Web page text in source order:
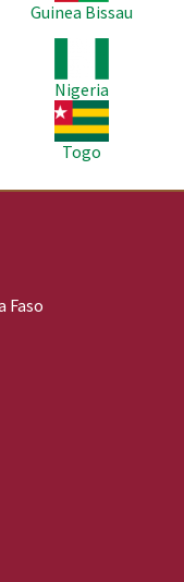
Guinea Bissau
Nigeria
Imagem
Togo
Faso